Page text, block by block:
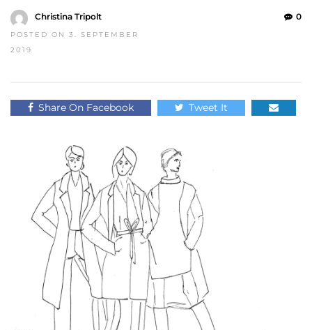
Christina Tripolt
POSTED ON 3. SEPTEMBER
2019
0
Share On Facebook Tweet It